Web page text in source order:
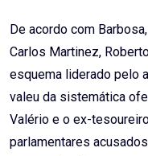
De acordo com
Carlos Martinez,
esquema liderado pelo
valeu da sistemática
Valério e o ex-
parlamentares